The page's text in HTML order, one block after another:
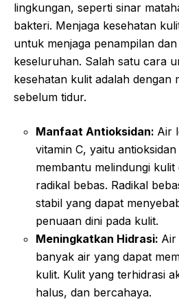
lingkungan, seperti sinar
bakteri. Menjaga kesehatan
untuk menjaga penampilan
keseluruhan. Salah satu cara
kesehatan kulit adalah dengan
sebelum tidur.
Manfaat Antioksidan: Air
vitamin C, yaitu
membantu melindungi
radikal bebas. Radikal
stabil yang dapat
penuaan dini pada kulit.
Meningkatkan Hidrasi: Air
banyak air yang dapat
kulit. Kulit yang terhidrasi
halus, dan bercahaya.